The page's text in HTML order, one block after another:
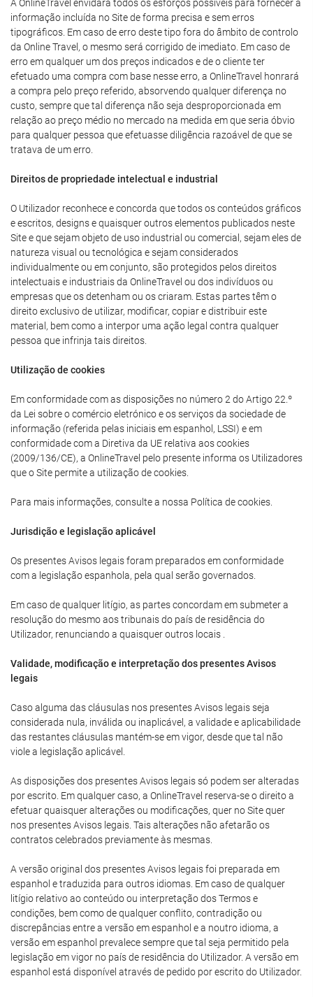
A OnlineTravel envidará todos os esforços possíveis para fornecer a
informação incluída no Site de forma precisa e sem erros
tipográficos. Em caso de erro deste tipo fora do âmbito de controlo
da Online Travel, o mesmo será corrigido de imediato. Em caso de
erro em qualquer um dos preços indicados e de o cliente ter
efetuado uma compra com base nesse erro, a OnlineTravel honrará
a compra pelo preço referido, absorvendo qualquer diferença no
custo, sempre que tal diferença não seja desproporcionada em
relação ao preço médio no mercado na medida em que seria óbvio
para qualquer pessoa que efetuasse diligência razoável de que se
tratava de um erro.
Direitos de propriedade intelectual e industrial
O Utilizador reconhece e concorda que todos os conteúdos gráficos
e escritos, designs e quaisquer outros elementos publicados neste
Site e que sejam objeto de uso industrial ou comercial, sejam eles de
natureza visual ou tecnológica e sejam considerados
individualmente ou em conjunto, são protegidos pelos direitos
intelectuais e industriais da OnlineTravel ou dos indivíduos ou
empresas que os detenham ou os criaram. Estas partes têm o
direito exclusivo de utilizar, modificar, copiar e distribuir este
material, bem como a interpor uma ação legal contra qualquer
pessoa que infrinja tais direitos.
Utilização de cookies
Em conformidade com as disposições no número 2 do Artigo 22.º
da Lei sobre o comércio eletrónico e os serviços da sociedade de
informação (referida pelas iniciais em espanhol, LSSI) e em
conformidade com a Diretiva da UE relativa aos cookies
(2009/136/CE), a OnlineTravel pelo presente informa os Utilizadores
que o Site permite a utilização de cookies.
Para mais informações, consulte a nossa Política de cookies.
Jurisdição e legislação aplicável
Os presentes Avisos legais foram preparados em conformidade
com a legislação espanhola, pela qual serão governados.
Em caso de qualquer litígio, as partes concordam em submeter a
resolução do mesmo aos tribunais do país de residência do
Utilizador, renunciando a quaisquer outros locais .
Validade, modificação e interpretação dos presentes Avisos
legais
Caso alguma das cláusulas nos presentes Avisos legais seja
considerada nula, inválida ou inaplicável, a validade e aplicabilidade
das restantes cláusulas mantém-se em vigor, desde que tal não
viole a legislação aplicável.
As disposições dos presentes Avisos legais só podem ser alteradas
por escrito. Em qualquer caso, a OnlineTravel reserva-se o direito a
efetuar quaisquer alterações ou modificações, quer no Site quer
nos presentes Avisos legais. Tais alterações não afetarão os
contratos celebrados previamente às mesmas.
A versão original dos presentes Avisos legais foi preparada em
espanhol e traduzida para outros idiomas. Em caso de qualquer
litígio relativo ao conteúdo ou interpretação dos Termos e
condições, bem como de qualquer conflito, contradição ou
discrepâncias entre a versão em espanhol e a noutro idioma, a
versão em espanhol prevalece sempre que tal seja permitido pela
legislação em vigor no país de residência do Utilizador. A versão em
espanhol está disponível através de pedido por escrito do Utilizador.